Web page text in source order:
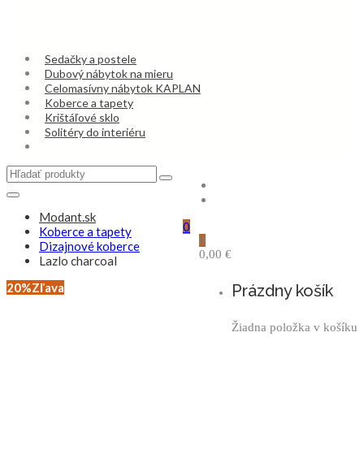
Sedačky a postele
Dubový nábytok na mieru
Celomasívny nábytok KAPLAN
Koberce a tapety
Krištáľové sklo
Solitéry do interiéru
0
0
0,00 €
Prázdny košík
Žiadna položka v košíku
Modant.sk
Koberce a tapety
Dizajnové koberce
Lazlo charcoal
20%Zľava